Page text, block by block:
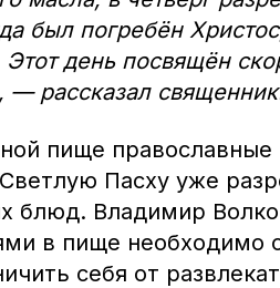
был погребён
Этот день посвящён
— рассказал
пище
Пасху уже
блюд. Владимир
в пище необходимо
себя от